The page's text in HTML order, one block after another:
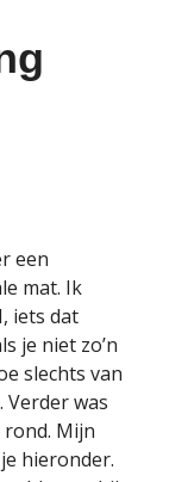
een
mat. Ik
iets dat
je niet zo’n
slechts van
was
Mijn
hieronder.